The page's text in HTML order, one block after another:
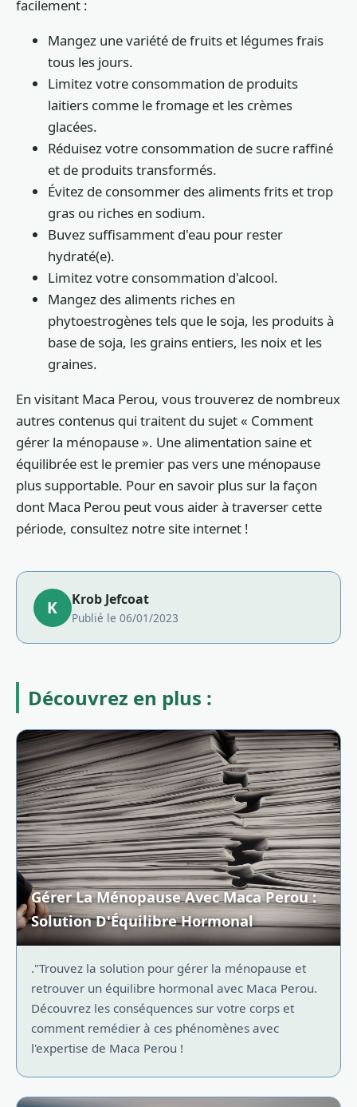
facilement :
Mangez une variété de fruits et légumes frais
tous les jours.
Limitez votre consommation de produits
laitiers comme le fromage et les crèmes
glacées.
Réduisez votre consommation de sucre raffiné
et de produits transformés.
Évitez de consommer des aliments frits et trop
gras ou riches en sodium.
Buvez suffisamment d'eau pour rester
hydraté(e).
Limitez votre consommation d'alcool.
Mangez des aliments riches en
phytoestrogènes tels que le soja, les produits à
base de soja, les grains entiers, les noix et les
graines.
En visitant Maca Perou, vous trouverez de nombreux
autres contenus qui traitent du sujet « Comment
gérer la ménopause ». Une alimentation saine et
équilibrée est le premier pas vers une ménopause
plus supportable. Pour en savoir plus sur la façon
dont Maca Perou peut vous aider à traverser cette
période, consultez notre site internet !
K Krob Jefcoat
Publié le 06/01/2023
Découvrez en plus :
Gérer La Ménopause Avec Maca Perou :
Solution D'Équilibre Hormonal
."Trouvez la solution pour gérer la ménopause et
retrouver un équilibre hormonal avec Maca Perou.
Découvrez les conséquences sur votre corps et
comment remédier à ces phénomènes avec
l'expertise de Maca Perou !